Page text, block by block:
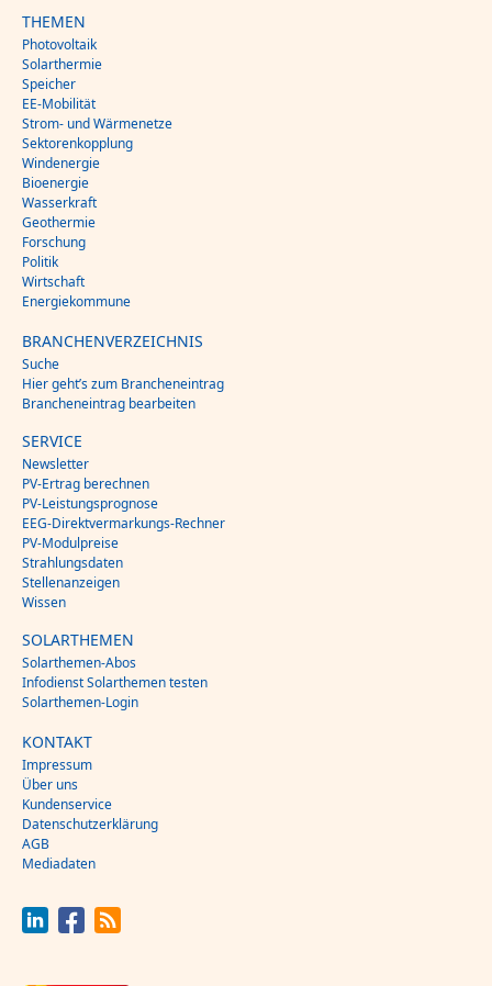
THEMEN
Photovoltaik
Solarthermie
Speicher
EE-Mobilität
Strom- und Wärmenetze
Sektorenkopplung
Windenergie
Bioenergie
Wasserkraft
Geothermie
Forschung
Politik
Wirtschaft
Energiekommune
BRANCHENVERZEICHNIS
Suche
Hier geht’s zum Brancheneintrag
Brancheneintrag bearbeiten
SERVICE
Newsletter
PV-Ertrag berechnen
PV-Leistungsprognose
EEG-Direktvermarkungs-Rechner
PV-Modulpreise
Strahlungsdaten
Stellenanzeigen
Wissen
SOLARTHEMEN
Solarthemen-Abos
Infodienst Solarthemen testen
Solarthemen-Login
KONTAKT
Impressum
Über uns
Kundenservice
Datenschutzerklärung
AGB
Mediadaten